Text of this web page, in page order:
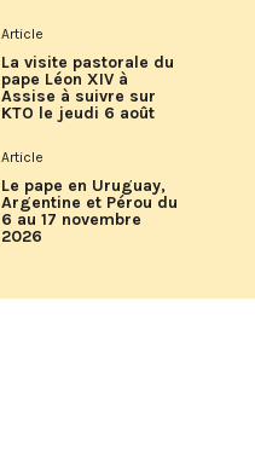
Article
La visite pastorale du
pape Léon XIV à
Assise à suivre sur
KTO le jeudi 6 août
Article
Le pape en Uruguay,
Argentine et Pérou du
6 au 17 novembre
2026